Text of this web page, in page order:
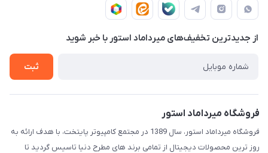
پایتخت - طبقه اول - واحد 172
دربـاره مـیـردامـاد اسـتـور
روش هـای پـرداخـت
تـیـکـت بـه پـشـتـیـبـانـی
از جدید‌ترین تخفیف‌های میرداماد استور با‌ خبر شوید
ثبت
فروشگاه میرداماد استور
فروشگاه میرداماد استور، سال 1389 در مجتمع کامپیوتر پایتخت، با هدف ارائه به
روز ترین محصولات دیجیتال از تمامی برند های مطرح دنیا تاسیس گردید تا